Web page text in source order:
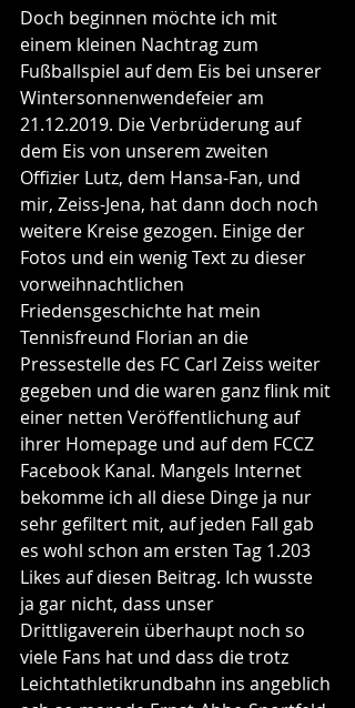
Doch beginnen möchte ich mit
einem kleinen Nachtrag zum
Fußballspiel auf dem Eis bei unserer
Wintersonnenwendefeier am
21.12.2019. Die Verbrüderung auf
dem Eis von unserem zweiten
Offizier Lutz, dem Hansa-Fan, und
mir, Zeiss-Jena, hat dann doch noch
weitere Kreise gezogen. Einige der
Fotos und ein wenig Text zu dieser
vorweihnachtlichen
Friedensgeschichte hat mein
Tennisfreund Florian an die
Pressestelle des FC Carl Zeiss weiter
gegeben und die waren ganz flink mit
einer netten Veröffentlichung auf
ihrer Homepage und auf dem FCCZ
Facebook Kanal. Mangels Internet
bekomme ich all diese Dinge ja nur
sehr gefiltert mit, auf jeden Fall gab
es wohl schon am ersten Tag 1.203
Likes auf diesen Beitrag. Ich wusste
ja gar nicht, dass unser
Drittligaverein überhaupt noch so
viele Fans hat und dass die trotz
Leichtathletikrundbahn ins angeblich